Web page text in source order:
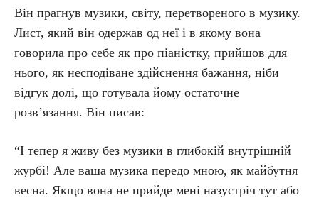
Він прагнув музики, світу, перетвореного в музику.
Лист, який він одержав од неї і в якому вона
говорила про себе як про піаністку, прийшов для
нього, як несподіване здійснення бажання, ніби
відгук долі, що готувала йому остаточне
розв’язання. Він писав:
“І тепер я живу без музики в глибокій внутрішній
журбі! Але ваша музика передо мною, як майбутня
весна. Якщо вона не прийде мені назустріч тут або